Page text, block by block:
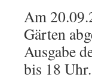
Am
Gärten
Ausgabe
bis 18 Uhr.